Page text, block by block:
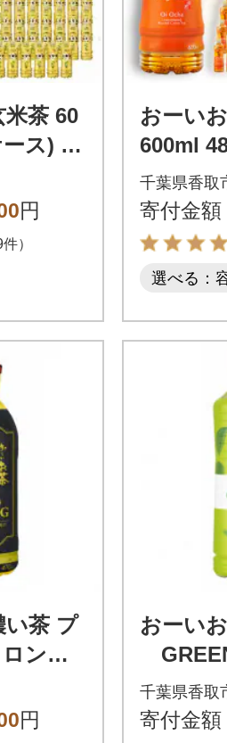
茶 60
ス) 伊
ル 飲
円
）
おーい
600ml
伊藤園
飲料
千葉県香取
寄付金額
選べる：
い茶 プ
ング
ース)
料 伊
円
おーい
(2ケー
千葉県香取
寄付金額